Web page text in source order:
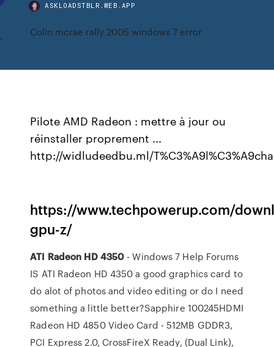
ASKLOADSTBLR.WEB.APP
Colin mcrae rally 2005 windows 7 error
Pilote AMD Radeon : mettre à jour ou
réinstaller proprement ...
http://widludeedbu.ml/
https://www.techpowerup.com/
gpu-z/
ATI Radeon HD 4350 - Windows 7 Help Forums
IS ATI Radeon HD 4350 a good graphics card to
do alot of photos and video editing or do I need
something a little better?Sapphire 100245HDMI
Radeon HD 4850 Video Card - 512MB GDDR3,
PCI Express 2.0, CrossFireX Ready, (Dual Link),